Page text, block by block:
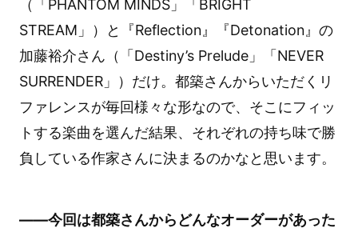
（「PHANTOM MINDS」「BRIGHT
STREAM」）と『Reflection』『Detonation』の
加藤裕介さん（「Destiny’s Prelude」「NEVER
SURRENDER」）だけ。都築さんからいただくリ
ファレンスが毎回様々な形なので、そこにフィッ
トする楽曲を選んだ結果、それぞれの持ち味で勝
負している作家さんに決まるのかなと思います。
――今回は都築さんからどんなオーダーがあった